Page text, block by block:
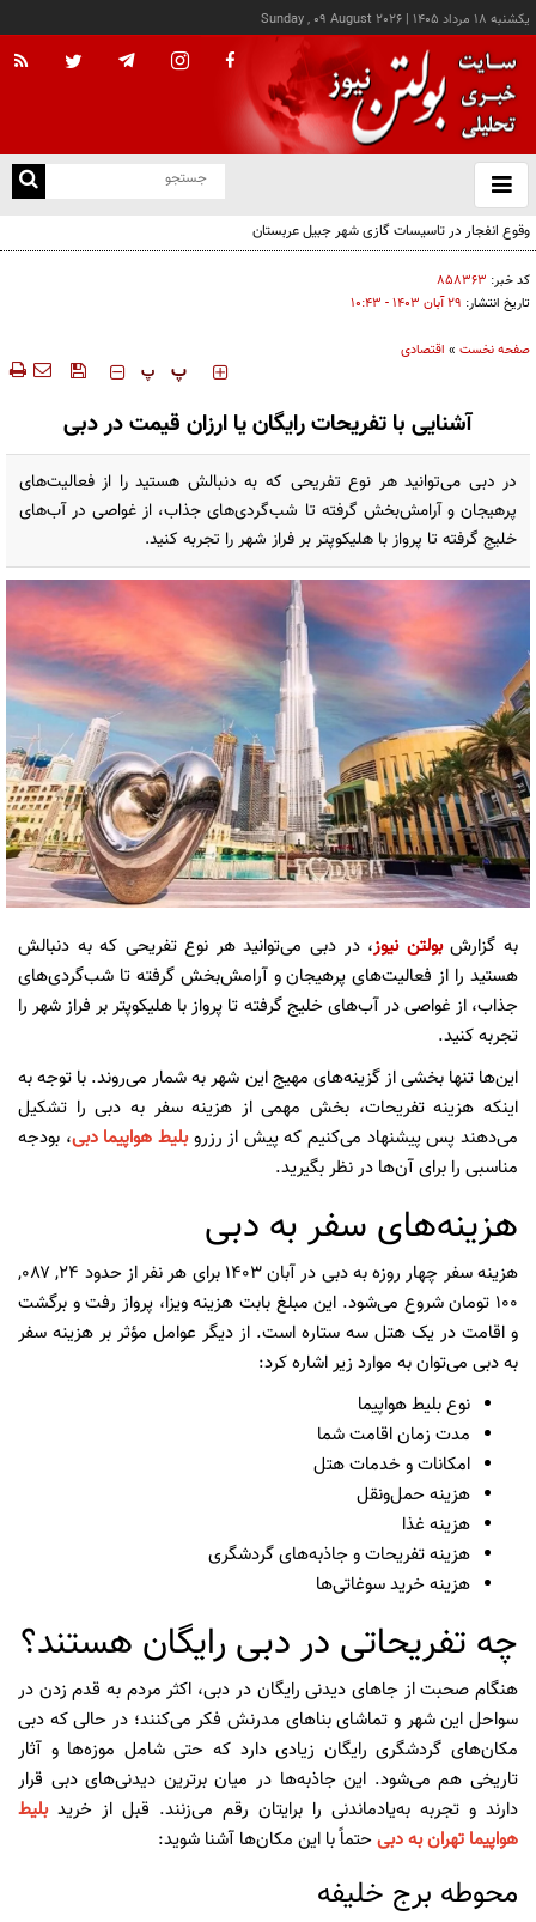
يکشنبه ۱۸ مرداد ۱۴۰۵ |
Sunday , 09 August 2026
باز
و
یک کشته و ۱۲ مسموم به دنبال مصرف مشروبات الکلی در نیشابور
کد خبر: ۸۵۸۳۶۳
تاریخ انتشار: ۲۹ آبان ۱۴۰۳ - ۱۰:۴۳
صفحه نخست » اقتصادی
‍‍‍ پ پ
آشنایی با تفریحات رایگان یا ارزان قیمت در دبی
در دبی می‌توانید هر نوع تفریحی که به دنبالش هستید را از فعالیت‌های
پرهیجان و آرامش‌بخش گرفته تا شب‌گردی‌های جذاب، از غواصی در آب‌های
خلیج گرفته تا پرواز با هلیکوپتر بر فراز شهر را تجربه کنید.
به گزارشبولتن نیوز، در دبی می‌توانید هر نوع تفریحی که به دنبالش
هستید را از فعالیت‌های پرهیجان و آرامش‌بخش گرفته تا شب‌گردی‌های
جذاب، از غواصی در آب‌های خلیج گرفته تا پرواز با هلیکوپتر بر فراز شهر را
تجربه کنید.
این‌ها تنها بخشی از گزینه‌های مهیج این شهر به شمار می‌روند. با توجه به
اینکه هزینه تفریحات، بخش مهمی از هزینه سفر به دبی را تشکیل
می‌دهند پس پیشنهاد می‌کنیم که پیش از رزرو بلیط هواپیما دبی، بودجه
مناسبی را برای آن‌ها در نظر بگیرید.
هزینه‌های سفر به دبی
هزینه سفر چهار روزه به دبی در آبان ۱۴۰۳ برای هر نفر از حدود ۲۴, ۰۸۷,
۱۰۰ تومان شروع می‌شود. این مبلغ بابت هزینه ویزا، پرواز رفت و برگشت
و اقامت در یک هتل سه ستاره است. از دیگر عوامل مؤثر بر هزینه سفر
به دبی می‌توان به موارد زیر اشاره کرد:
نوع بلیط هواپیما
مدت زمان اقامت شما
امکانات و خدمات هتل
هزینه حمل‌ونقل
هزینه غذا
هزینه تفریحات و جاذبه‌های گردشگری
هزینه خرید سوغاتی‌ها
چه تفریحاتی در دبی رایگان هستند؟
هنگام صحبت از جاهای دیدنی رایگان در دبی، اکثر مردم به قدم زدن در
سواحل این شهر و تماشای بناهای مدرنش فکر می‌کنند؛ در حالی که دبی
مکان‌های گردشگری رایگان زیادی دارد که حتی شامل موزه‌ها و آثار
تاریخی هم می‌شود. این جاذبه‌ها در میان برترین دیدنی‌های دبی قرار
دارند و تجربه به‌یادماندنی را برایتان رقم می‌زنند. قبل از خریدبلیط
هواپیما تهران به دبیحتماً با این مکان‌ها آشنا شوید:
محوطه برج خلیفه